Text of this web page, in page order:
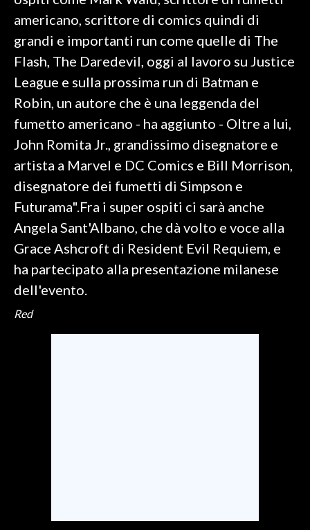
NECROLOGI
PUBBLICITÀ
SPIAGGE
STORE
americano, scrittore di comics quindi di
grandi e importanti run come quelle di The
Flash, The Daredevil, oggi al lavoro su Justice
League e sulla prossima run di Batman e
Robin, un autore che è una leggenda del
fumetto americano - ha aggiunto - Oltre a lui,
John Romita Jr., grandissimo disegnatore e
artista a Marvel e DC Comics e Bill Morrison,
disegnatore dei fumetti di Simpson e
Futurama".Fra i super ospiti ci sarà anche
Angela Sant'Albano, che dà volto e voce alla
Grace Ashcroft di Resident Evil Requiem, e
ha partecipato alla presentazione milanese
dell'evento.
Red